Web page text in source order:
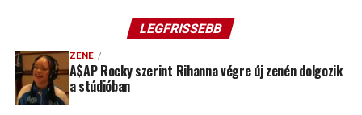
LEGFRISSEBB
ZENE
A$AP Rocky szerint Rihanna végre új zenén dolgozik
a stúdióban